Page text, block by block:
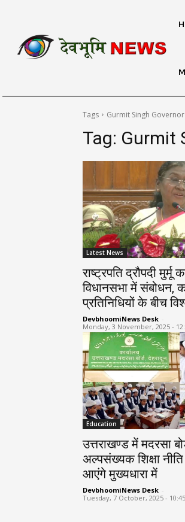
Tags Gurmit Singh Governor
Tag: Gurmit
Latest News
राष्ट्रपति द्रौपदी मुर्मू
विधानसभा में संबोधन,
प्रतिनिधियों के बीच
DevbhoomiNews Desk -
Monday, 3 November, 2025 -
Education
उत्तराखण्ड में मदरसा
अल्पसंख्यक शिक्षा
आएंगे मुख्यधारा में
DevbhoomiNews Desk -
Tuesday, 7 October, 2025 -